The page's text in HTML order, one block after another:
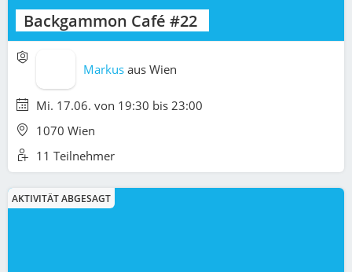
Backgammon Café #22
Markus aus Wien
Mi. 17.06. von 19:30 bis 23:00
1070 Wien
11 Teilnehmer
AKTIVITÄT ABGESAGT